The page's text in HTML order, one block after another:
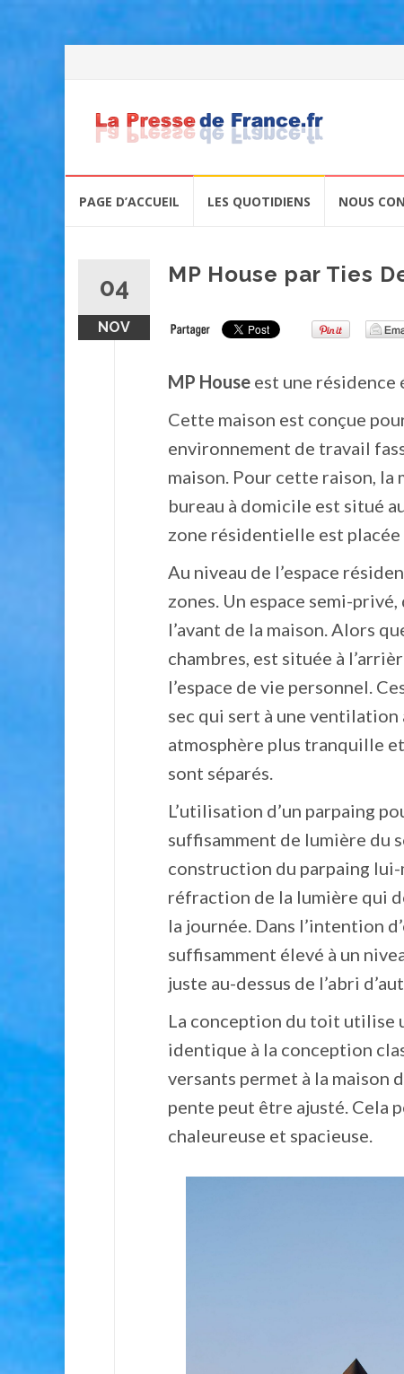
PAGE D’ACCUEIL LES QUOTIDIENS NOUS
04
NOV
MP House par Ties
MP House est une résidence
Cette maison est conçue
environnement de travail
maison. Pour cette raison,
bureau à domicile est situé
zone résidentielle est placée
Au niveau de l’espace
zones. Un espace semi-
l’avant de la maison. Alors
chambres, est située à
l’espace de vie personnel.
sec qui sert à une ventilation
atmosphère plus tranquille
sont séparés.
L’utilisation d’un parpaing
suffisamment de lumière du
construction du parpaing
réfraction de la lumière qui
la journée. Dans l’intention
suffisamment élevé à un
juste au-dessus de l’abri
La conception du toit utilise
identique à la conception
versants permet à la maison
pente peut être ajusté. Cela
chaleureuse et spacieuse.